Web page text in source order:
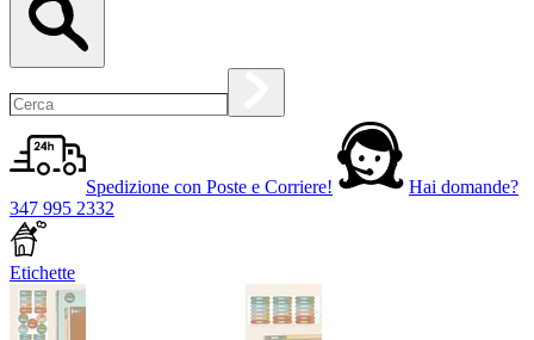
Spedizione con Poste e Corriere!
Hai domande?
347 995 2332
Etichette